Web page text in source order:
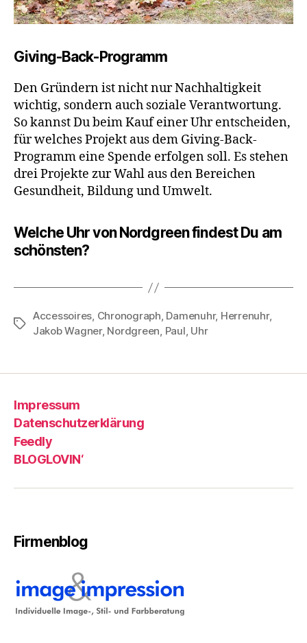
Giving-Back-Programm
Den Gründern ist nicht nur Nachhaltigkeit
wichtig, sondern auch soziale Verantwortung.
So kannst Du beim Kauf einer Uhr entscheiden,
für welches Projekt aus dem Giving-Back-
Programm eine Spende erfolgen soll. Es stehen
drei Projekte zur Wahl aus den Bereichen
Gesundheit, Bildung und Umwelt.
Welche Uhr von Nordgreen findest Du am
schönsten?
Schlagwörter
Accessoires, Chronograph, Damenuhr, Herrenuhr,
Jakob Wagner, Nordgreen, Paul, Uhr
Impressum
Datenschutzerklärung
Feedly
BLOGLOVIN‘
Firmenblog